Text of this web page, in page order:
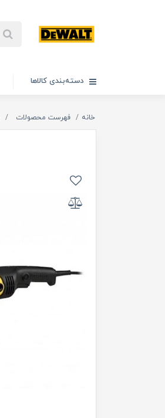
دسته‌بندی کالاها
خانه فهرست محصولات